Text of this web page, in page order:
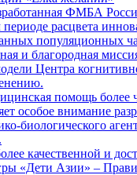
ФМБА
расцвета
популяционных
и благородная
Центра
помощь более
особое внимание
биологического
качественной и
«Дети Азии» –